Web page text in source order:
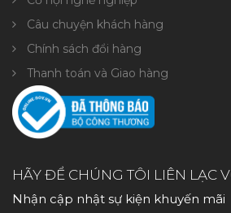
Câu chuyện khách hàng
Chính sách đổi hàng
Thanh toán và Giao hàng
HÃY ĐỂ CHÚNG TÔI LIÊN LẠC
Nhận cập nhật sự kiện khuyến mãi